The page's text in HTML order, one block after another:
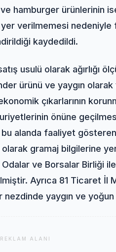
hamburger ürünlerinin
verilmemesi nedeniyle
kaydedildi.
usulü olarak ağırlığı
ürünü ve yaygın
çıkarlarının
önüne geçilmesi
alanda faaliyet
olarak gramaj bilgilerine
ve Borsalar Birliği
Ayrıca 81 Ticaret İl
yaygın ve yoğun
REKLAM ALANI